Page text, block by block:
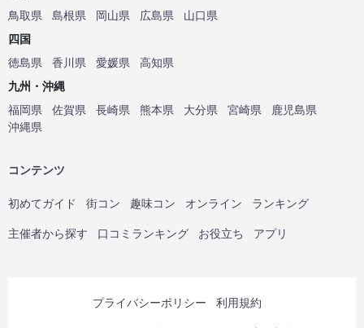
鳥取県
島根県 岡山県 広島県
山口県
四国
徳島県
香川県 愛媛県
高知県
九州・沖縄
福岡県
佐賀県 長崎県 熊本県 大分県 宮崎県
鹿児島県
沖縄県
コンテンツ
初めてガイド 街コン 趣味コン オンライン ランキング
主催者から探す 口コミランキング お役立ち アプリ
プライバシーポリシー 利用規約